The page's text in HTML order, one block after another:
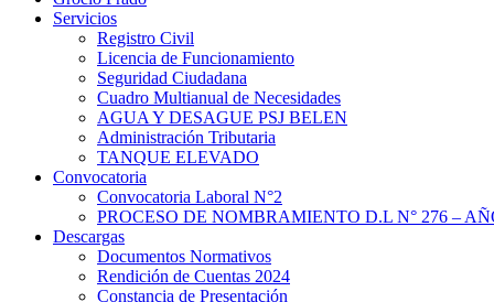
Servicios
Registro Civil
Licencia de Funcionamiento
Seguridad Ciudadana
Cuadro Multianual de Necesidades
AGUA Y DESAGUE PSJ BELEN
Administración Tributaria
TANQUE ELEVADO
Convocatoria
Convocatoria Laboral N°2
PROCESO DE NOMBRAMIENTO D.L N° 276 –
Descargas
Documentos Normativos
Rendición de Cuentas 2024
Constancia de Presentación